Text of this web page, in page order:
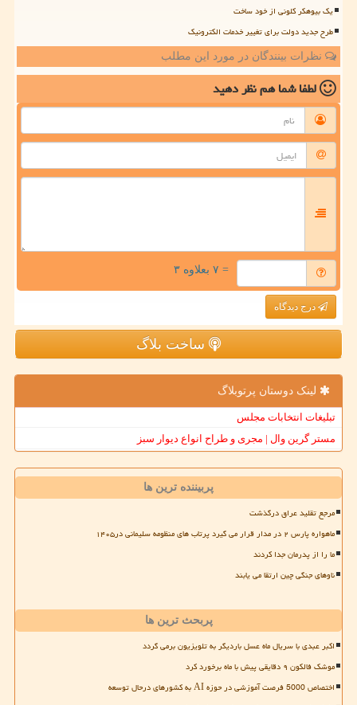
یک بیوهکر کلونی از خود ساخت
طرح جدید دولت برای تغییر خدمات الکترونیک
نظرات بینندگان در مورد این مطلب
لطفا شما همنظر دهید
= ۷ بعلاوه ۳
درج دیدگاه
ساخت بلاگ
لینک دوستان پرتوبلاگ
تبلیغات انتخابات مجلس
مستر گرین وال | مجری و طراح انواع دیوار سبز
پربیننده ترین ها
مرجع تقلید عراق درگذشت
ماهواره پارس ۲ در مدار قرار می گیرد پرتاب های منظومه سلیمانی در۱۴۰۵
ما را از پدرمان جدا کردند
ناوهای جنگی چین ارتقا می یابند
پربحث ترین ها
اکبر عبدی با سریال ماه عسل باردیگر به تلویزیون برمی گردد
موشک فالکون ۹ دقایقی پیش با ماه برخورد کرد
اختصاص 5000 فرصت آموزشی در حوزه AI به کشورهای درحال توسعه